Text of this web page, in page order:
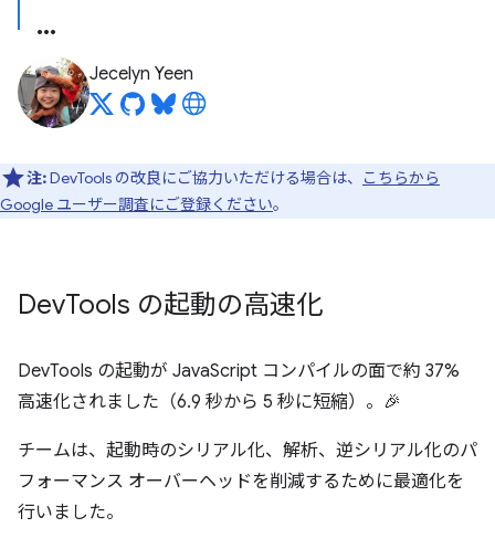
Jecelyn Yeen
注:DevTools の改良にご協力いただける場合は、
こちらから
Google ユーザー調査にご登録ください。
DevTools の起動の高速化
DevTools の起動が JavaScript コンパイルの面で約 37%
高速化されました（6.9 秒から 5 秒に短縮）。🎉
チームは、起動時のシリアル化、解析、逆シリアル化のパ
フォーマンス オーバーヘッドを削減するために最適化を
行いました。